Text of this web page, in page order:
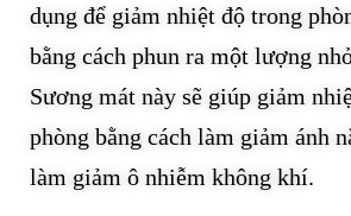
dụng để giảm nhiệt độ trong
bằng cách phun ra một lượng
Sương mát này sẽ giúp giảm
phòng bằng cách làm giảm ánh
làm giảm ô nhiễm không khí.